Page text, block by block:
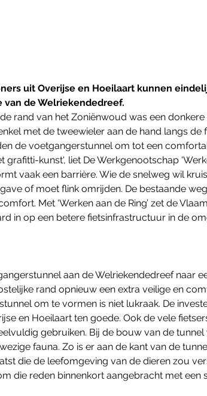
uit Overijse en Hoeilaart kunnen
de Welriekendedreef.
rand van het Zoniënwoud was een
met de tweewieler aan de hand langs de
de voetgangerstunnel om tot een
kunst', liet De Werkgenootschap
vaak een barrière. Wie de snelweg wil
of moet flink omrijden. De bestaande
Met ‘Werken aan de Ring’ zet de
in op een betere fietsinfrastructuur in de
aan de Welriekendedreef naar
rand opnieuw een extra veilige en
om te vormen is niet lukraak. De
en Hoeilaart ten goede. Ook de vele
gebruiken. Bij de bouw van de
fauna. Zo is er aan de kant van de
die de leefomgeving van de dieren zou
die reden binnenkort aangebracht met een